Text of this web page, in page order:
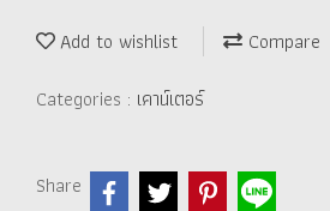
Add to wishlist
Compare
Categories : เคาน์เตอร์
Share